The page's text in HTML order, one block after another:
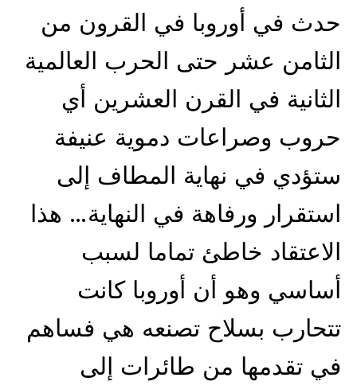
حدث في أوروبا في القرون من
الثامن عشر حتى الحرب العالمية
الثانية في القرن العشرين أي
حروب وصراعات دموية عنيفة
ستؤدي في نهاية المطاف إلى
استقرار ورفاهة في النهاية… هذا
الاعتقاد خاطئ تماما لسبب
أساسي وهو أن أوروبا كانت
تتحارب بسلاح تصنعه هي فساهم
في تقدمها من طائرات إلى